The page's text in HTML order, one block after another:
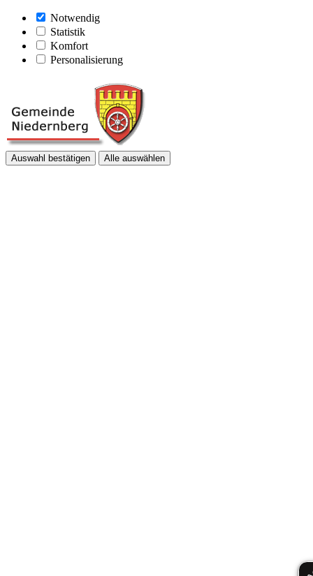
Notwendig
Statistik
Komfort
Personalisierung
Auswahl bestätigen Alle auswählen